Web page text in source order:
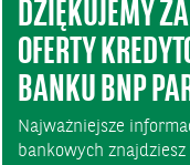
DZIĘKUJEMY
OFERTY
BANKU BNP
Najważniejsze
bankowych